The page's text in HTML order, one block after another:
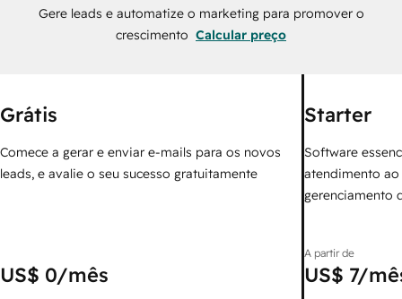
Gere leads e automatize o marketing para promover o
crescimento Calcular preço
Grátis
Comece a gerar e enviar e-mails para os novos
leads, e avalie o seu sucesso gratuitamente
US$ 0/mês
Starter
Software
atendimento
gerenciamento
A partir de
US$ 7/